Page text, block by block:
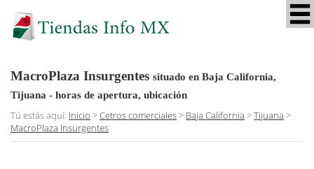
MacroPlaza Insurgentes situado en Baja California,
Tijuana - horas de apertura, ubicación
Tú estás aquí: Inicio >Cetros comerciales> Baja California >Tijuana >
MacroPlaza Insurgentes